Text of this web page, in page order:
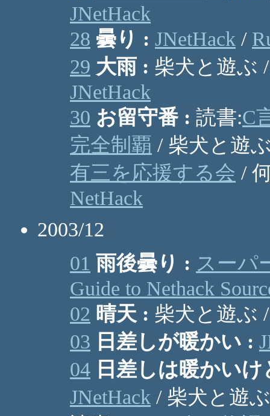
JNetHack
28 曇り : JNetHack /
29 大雨 : 柴犬と遊ぶ
JNetHack
30 お留守番 : 読書:C
完全制覇 / 柴犬と遊
有三を応援する会 /
NetHack
2003/12
01 雨後曇り : スーパ
Guide to Nethack
02 晴天 : 柴犬と遊ぶ
03 日差しが暖かい :
04 日差しは暖かい
JNetHack / 柴犬と遊